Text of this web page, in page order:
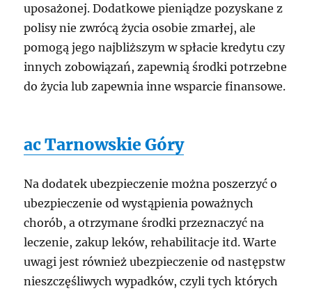
uposażonej. Dodatkowe pieniądze pozyskane z
polisy nie zwrócą życia osobie zmarłej, ale
pomogą jego najbliższym w spłacie kredytu czy
innych zobowiązań, zapewnią środki potrzebne
do życia lub zapewnia inne wsparcie finansowe.
ac Tarnowskie Góry
Na dodatek ubezpieczenie można poszerzyć o
ubezpieczenie od wystąpienia poważnych
chorób, a otrzymane środki przeznaczyć na
leczenie, zakup leków, rehabilitacje itd. Warte
uwagi jest również ubezpieczenie od następstw
nieszczęśliwych wypadków, czyli tych których